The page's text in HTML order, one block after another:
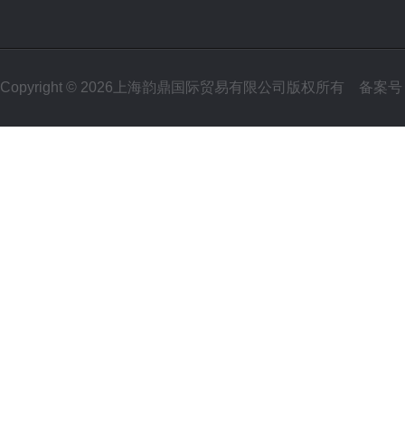
Copyright © 2026上海韵鼎国际贸易有限公司版权所有 备案